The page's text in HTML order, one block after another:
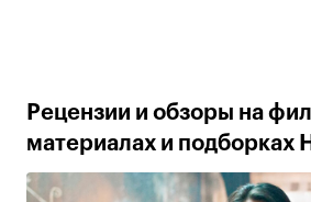
Рецензии и обзоры на
материалах и подборках